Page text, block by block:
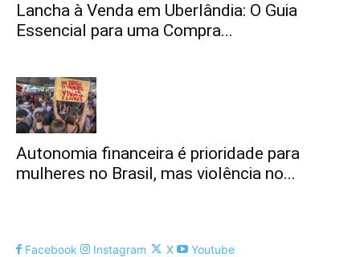
Lancha à Venda em Uberlândia: O Guia
Essencial para uma Compra...
Autonomia financeira é prioridade para
mulheres no Brasil, mas violência no...
Facebook Instagram X Youtube